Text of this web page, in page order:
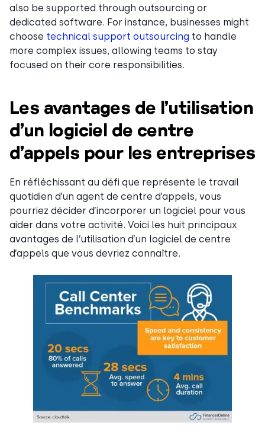
also be supported through outsourcing or
dedicated software. For instance, businesses might
choose technical support outsourcing to handle
more complex issues, allowing teams to stay
focused on their core responsibilities.
Les avantages de l’utilisation
d’un logiciel de centre
d’appels pour les entreprises
En réfléchissant au défi que représente le travail
quotidien d’un agent de centre d’appels, vous
pourriez décider d’incorporer un logiciel pour vous
aider dans votre activité. Voici les huit principaux
avantages de l’utilisation d’un logiciel de centre
d’appels que vous devriez connaître.